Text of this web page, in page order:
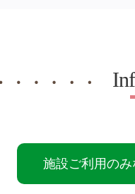
施設ご利用の